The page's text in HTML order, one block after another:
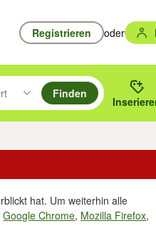
Registrieren oder
durchsuchen und mit
um zu suchen, oder
des gewählten Orts oder
Finden
hat. Um weiterhin alle
Google Chrome, Mozilla Firefox,